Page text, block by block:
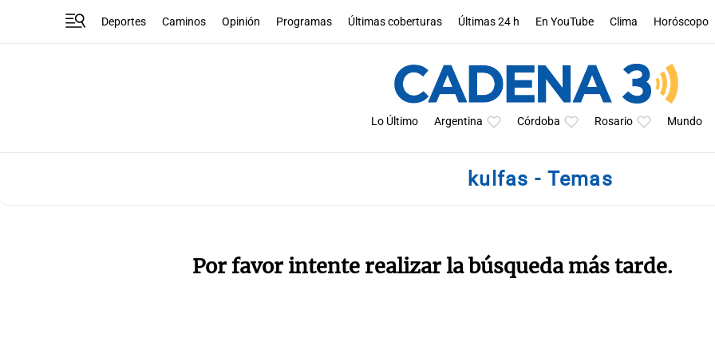
Deportes Caminos Opinión Programas Últimas coberturas Últimas 24 h En YouTube Clima Horóscopo
Lo Último Argentina Córdoba Rosario Mundo
kulfas - Temas
Por favor intente realizar la búsqueda más tarde.